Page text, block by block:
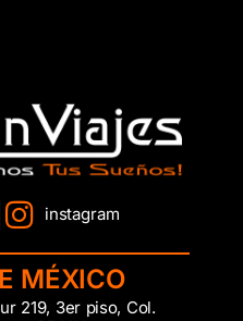
instagram
MÉXICO
219, 3er piso, Col.